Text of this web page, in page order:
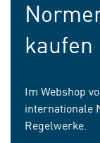
kaufen
Im Webshop
internationale
Regelwerke.